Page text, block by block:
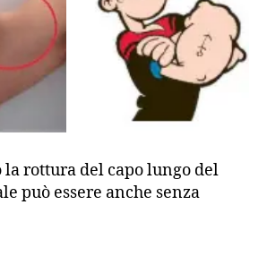
la rottura del capo lungo del
può essere anche senza